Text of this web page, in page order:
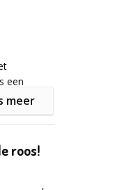
een
moet
zijn
het
rol.
meer
roos!